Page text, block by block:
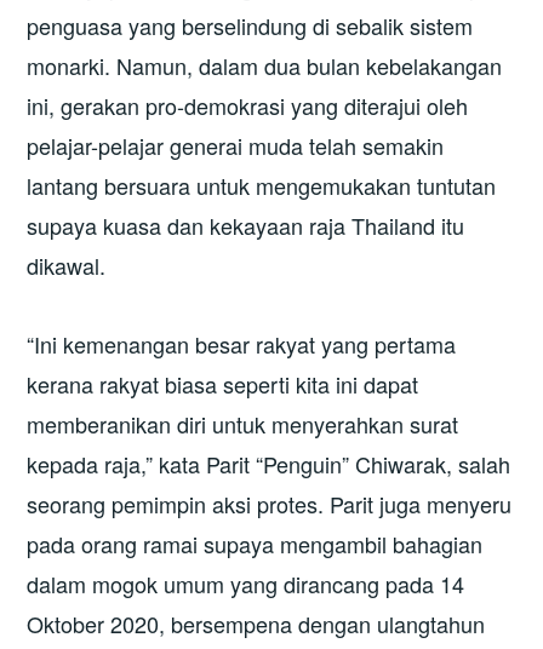
penguasa yang berselindung di sebalik sistem
monarki. Namun, dalam dua bulan kebelakangan
ini, gerakan pro-demokrasi yang diterajui oleh
pelajar-pelajar generai muda telah semakin
lantang bersuara untuk mengemukakan tuntutan
supaya kuasa dan kekayaan raja Thailand itu
dikawal.
“Ini kemenangan besar rakyat yang pertama
kerana rakyat biasa seperti kita ini dapat
memberanikan diri untuk menyerahkan surat
kepada raja,” kata Parit “Penguin” Chiwarak, salah
seorang pemimpin aksi protes. Parit juga menyeru
pada orang ramai supaya mengambil bahagian
dalam mogok umum yang dirancang pada 14
Oktober 2020, bersempena dengan ulangtahun